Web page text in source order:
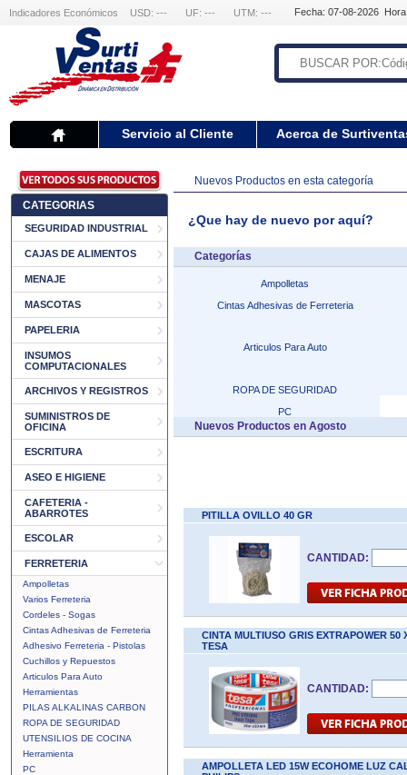
Indicadores Económicos USD: --- UF: --- UTM: --- Fecha: 07-08-2026
Servicio al Cliente Acerca de
CATEGORIAS
SEGURIDAD INDUSTRIAL
CAJAS DE ALIMENTOS
MENAJE
MASCOTAS
PAPELERIA
INSUMOS
COMPUTACIONALES
ARCHIVOS Y REGISTROS
SUMINISTROS DE
OFICINA
ESCRITURA
ASEO E HIGIENE
CAFETERIA -
ABARROTES
ESCOLAR
FERRETERIA
Ampolletas
Varios Ferreteria
Cordeles - Sogas
Cintas Adhesivas de Ferreteria
Adhesivo Ferreteria - Pistolas
Cuchillos y Repuestos
Articulos Para Auto
Herramientas
PILAS ALKALINAS CARBON
ROPA DE SEGURIDAD
UTENSILIOS DE COCINA
Herramienta
PC
Nuevos Productos en esta categoría
¿Que hay de nuevo por aquí?
Categorías
Ampolletas
Cintas Adhesivas de Ferreteria
Articulos Para Auto
ROPA DE SEGURIDAD
PC
Nuevos Productos en Agosto
PITILLA OVILLO 40 GR
CANTIDAD:
CINTA MULTIUSO GRIS EXTRAPOWER 50
TESA
CANTIDAD:
AMPOLLETA LED 15W ECOHOME LUZ